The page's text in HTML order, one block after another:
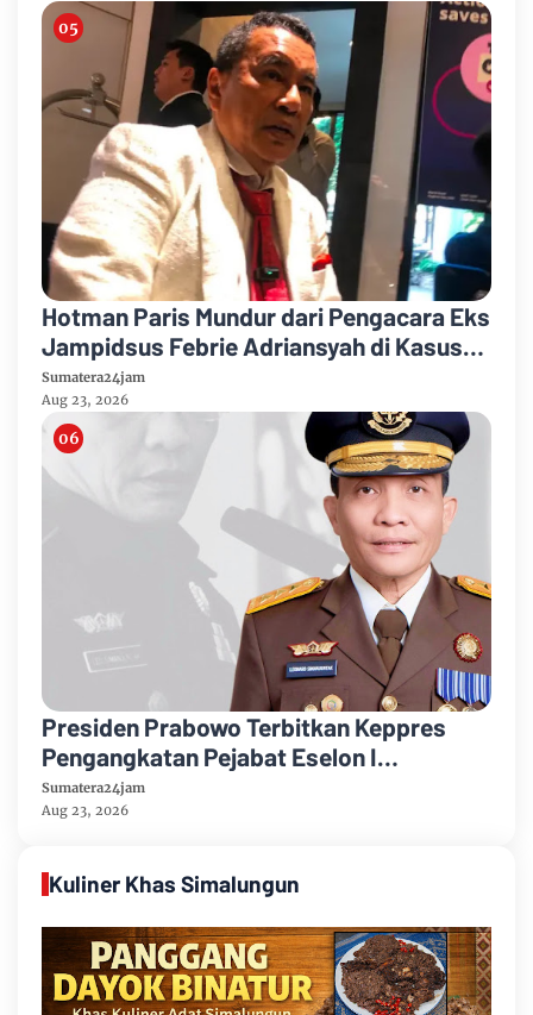
Hotman Paris Mundur dari Pengacara Eks
Jampidsus Febrie Adriansyah di Kasus
Korupsi dan TPPU
Sumatera24jam
Aug 23, 2026
Presiden Prabowo Terbitkan Keppres
Pengangkatan Pejabat Eselon I
Kejaksaan Agung
Sumatera24jam
Aug 23, 2026
Kuliner Khas Simalungun